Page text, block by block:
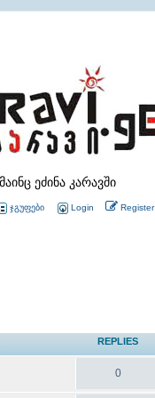
ეძინა კარავში
ჯგუფები Login Register
REPLIES
0